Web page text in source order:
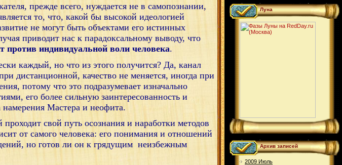
прежде всего, нуждается не в самопознании,
то, что, какой бы высокой идеологией
не могут быть объектами его истинных
приводит нас к парадоксальному выводу, что
против индивидуальной воли человека.
каждый, но что из этого получится? Да, канал
дистанционной, качество не меняется, иногда при
потому что это подразумевает изначально
его более сильную заинтересованность и
Мастера и неофита.
свой путь осознания и наработки методов
от самого человека: его понимания и отношений
но готов ли он к грядущим неизбежным
Луна
Архив записей
2009 Июль